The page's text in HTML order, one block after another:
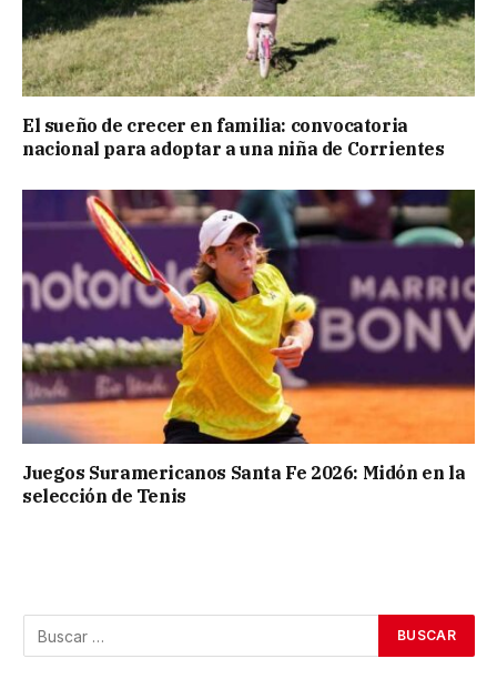
El sueño de crecer en familia: convocatoria
nacional para adoptar a una niña de Corrientes
Juegos Suramericanos Santa Fe 2026: Midón en la
selección de Tenis